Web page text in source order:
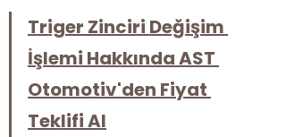
Triger Zinciri Değişim
İşlemi Hakkında AST
Otomotiv'den Fiyat
Teklifi Al